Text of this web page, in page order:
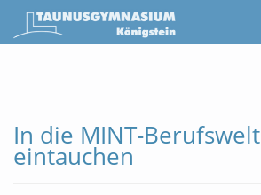
In die MINT-Berufswelt
eintauchen